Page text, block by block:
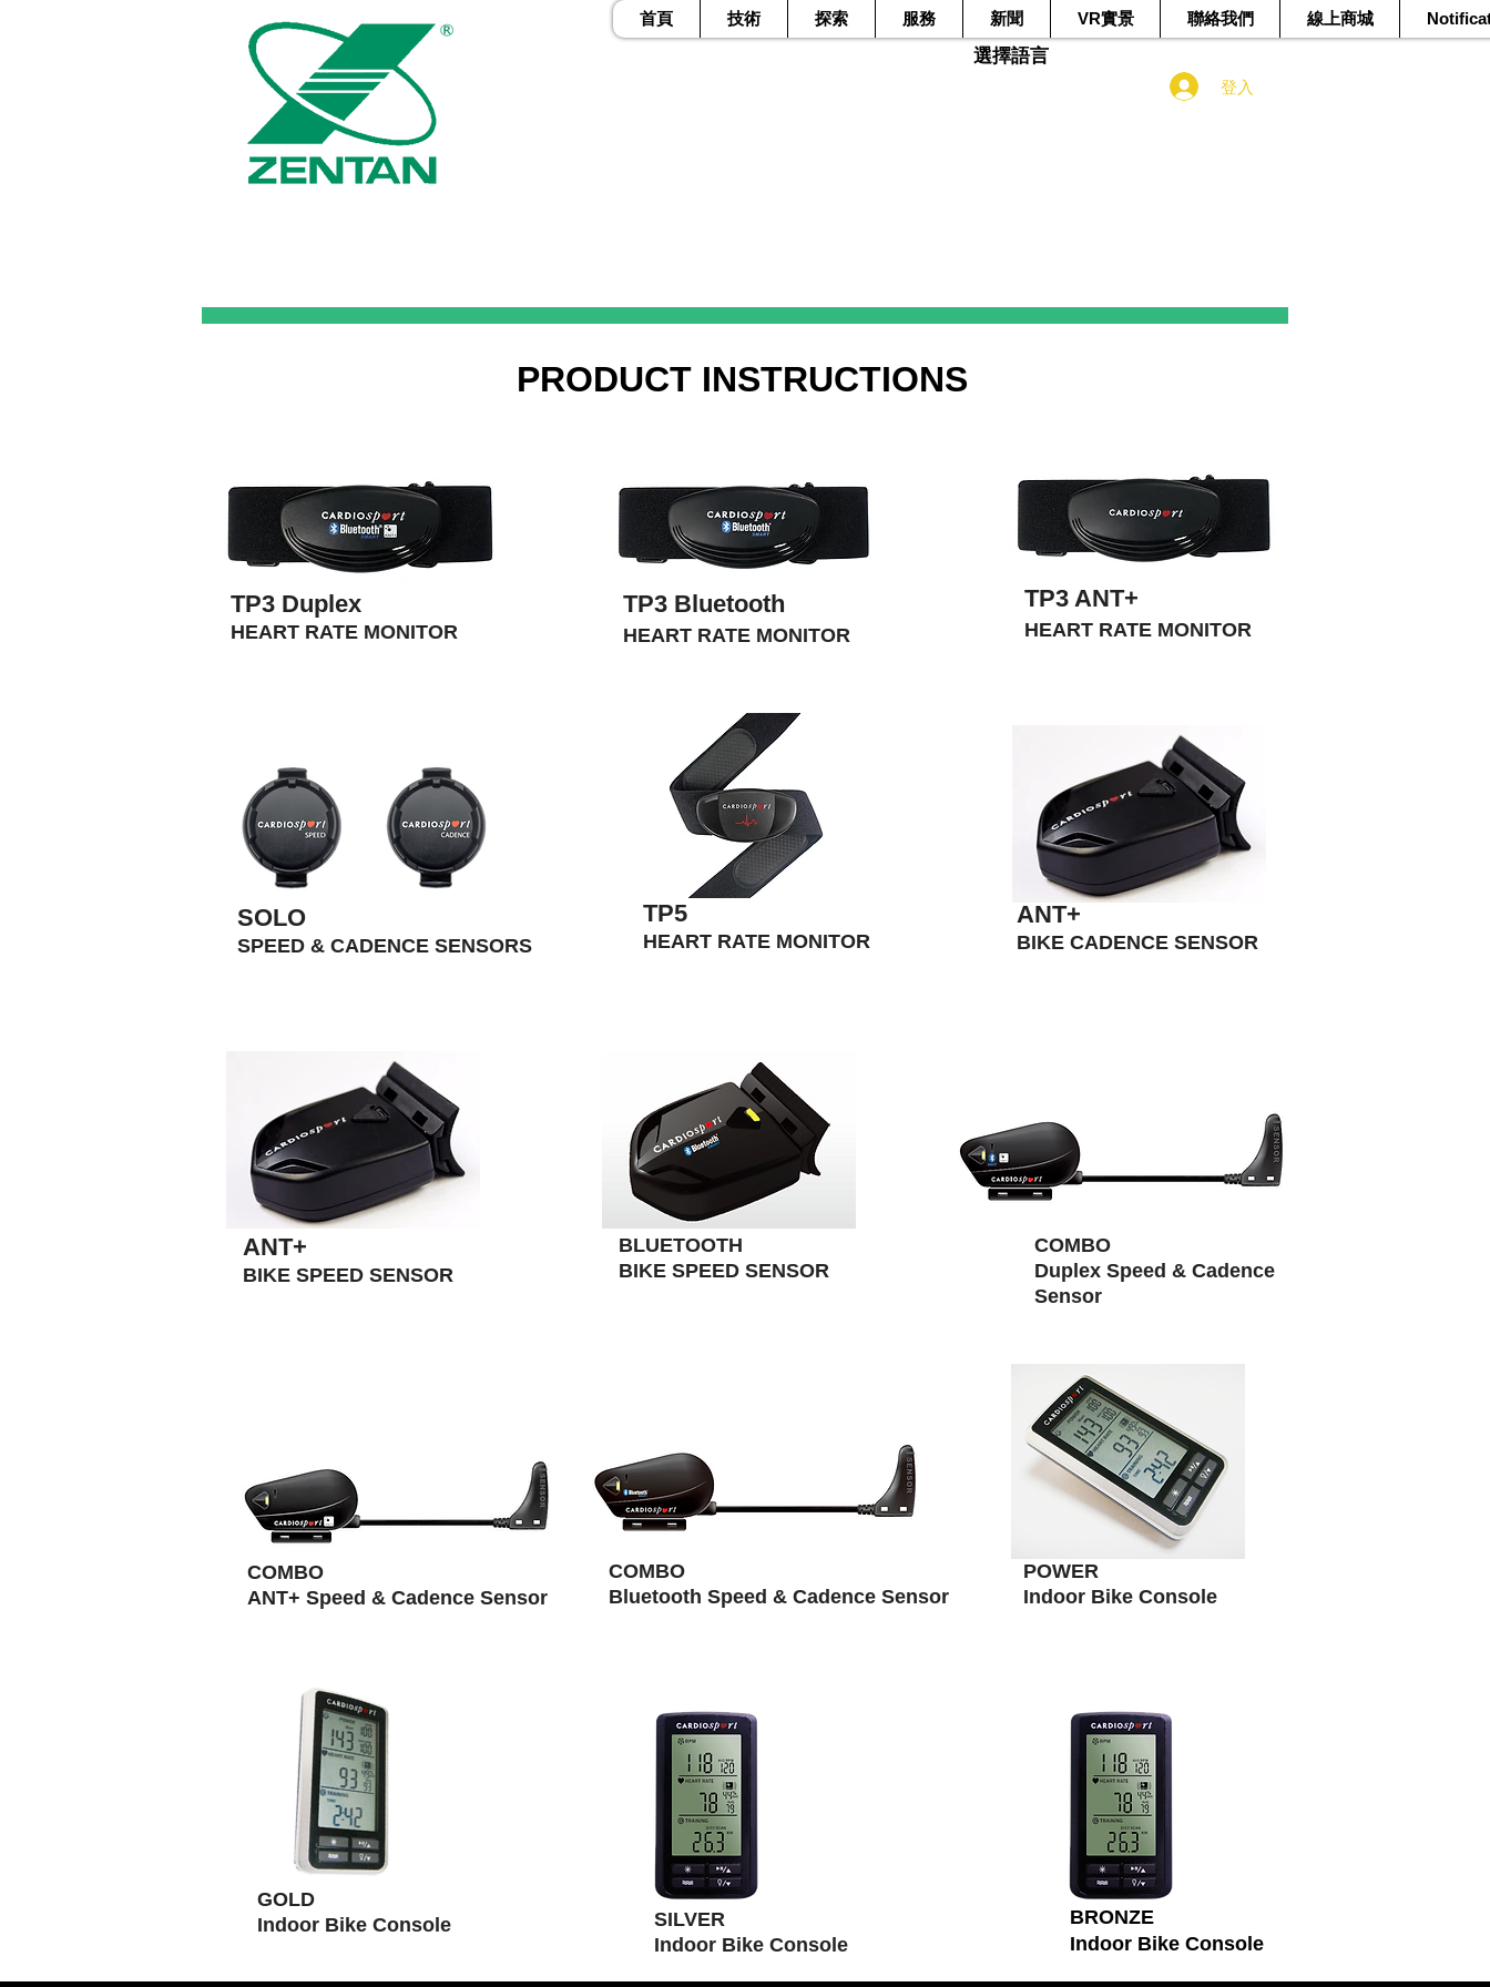
首頁 技術 探索 服務 新聞 VR實景 聯絡我們 線上商城
​選擇語言
登入
PRODUCT INSTRUCTIONS
TP3 Duplex
HEART RATE MONITOR
TP3 Bluetooth
HEART RATE MONITOR
TP3 ANT+
HEART RATE MONITOR
SOLO
SPEED & CADENCE SENSORS
TP5
HEART RATE MONITOR
ANT+
BIKE CADENCE SENSOR
ANT+
BIKE SPEED SENSOR
BLUETOOTH
BIKE SPEED SENSOR
COMBO
Duplex Speed & Cadence
Sensor
COMBO
ANT+ Speed & Cadence Sensor
COMBO
Bluetooth Speed & Cadence Sensor
POWER
Indoor Bike Console
GOLD
Indoor Bike Console
SILVER
Indoor Bike Console
BRONZE
Indoor Bike Console